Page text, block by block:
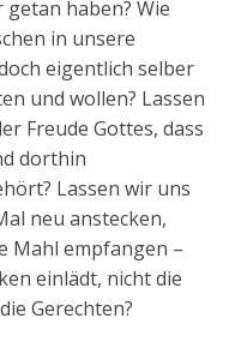
haben? Wie
in unsere
eigentlich selber
und wollen? Lassen
Freude Gottes, dass
dorthin
Lassen wir uns
neu anstecken,
Mahl empfangen –
einlädt, nicht die
Gerechten?